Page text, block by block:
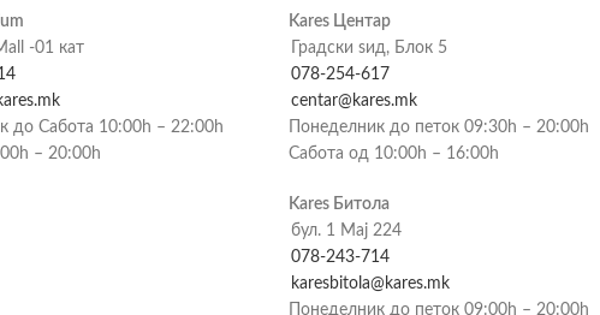
-01 кат
до Сабота 10:00h – 22:00h
– 20:00h
Kares Центар
Градски ѕид, Блок 5
078-254-617
centar@kares.mk
Понеделник до петок 09:30h – 20:00h
Сабота од 10:00h – 16:00h
Kares Битола
бул. 1 Мај 224
078-243-714
karesbitola@kares.mk
Понеделник до петок 09:00h – 20:00h